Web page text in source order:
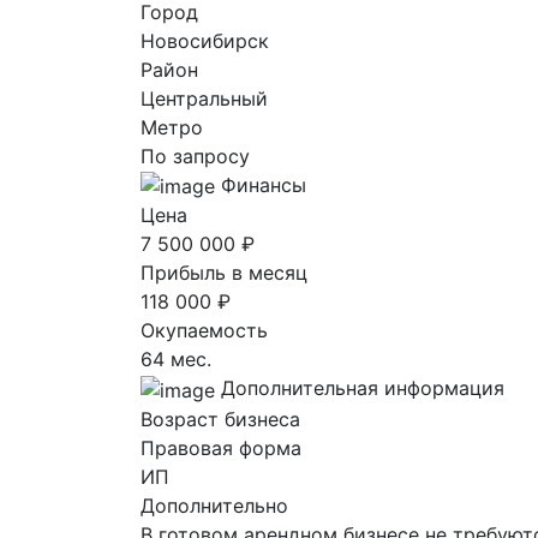
Город
Новосибирск
Район
Центральный
Метро
По запросу
Финансы
Цена
7 500 000 ₽
Прибыль в месяц
118 000 ₽
Окупаемость
64 мес.
Дополнительная информация
Возраст бизнеса
Правовая форма
ИП
Дополнительно